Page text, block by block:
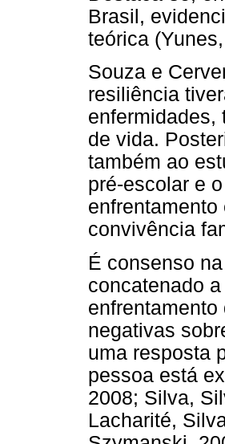
Brasil,
teórica
Souza e
resiliência
enfermidades,
de vida.
também ao
pré-escolar e
convivência
É consenso
concatenado
negativas
uma resposta
pessoa está
2008; Silva,
Lacharité,